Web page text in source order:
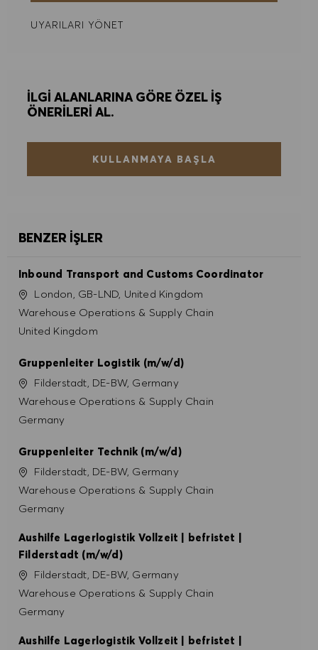
UYARILARI YÖNET
İLGI ALANLARINA GÖRE ÖZEL IŞ
ÖNERILERI AL.
KULLANMAYA BAŞLA
BENZER İŞLER
Inbound Transport and Customs Coordinator
KonumLondon, GB-LND, United Kingdom
Kategori
Warehouse Operations & Supply Chain
United Kingdom
Gruppenleiter Logistik (m/w/d)
KonumFilderstadt, DE-BW, Germany
Kategori
Warehouse Operations & Supply Chain
Germany
Gruppenleiter Technik (m/w/d)
KonumFilderstadt, DE-BW, Germany
Kategori
Warehouse Operations & Supply Chain
Germany
Aushilfe Lagerlogistik Vollzeit | befristet |
Filderstadt (m/w/d)
KonumFilderstadt, DE-BW, Germany
Kategori
Warehouse Operations & Supply Chain
Germany
Aushilfe Lagerlogistik Vollzeit | befristet |